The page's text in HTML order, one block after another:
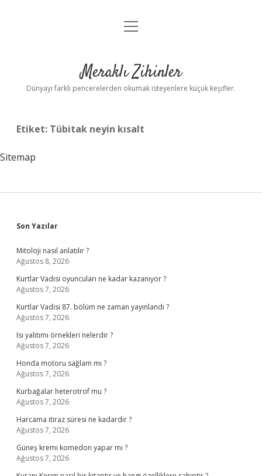
Anasayfa
Yasal Uyarı
menüyü
Meraklı Zihinler
Dünyayı farklı pencerelerden okumak isteyenlere küçük keşifler.
Etiket: Tübitak neyin kısalt
Sitemap
Sidebar
Son Yazılar
Mitoloji nasıl anlatılır ?
Ağustos 8, 2026
Kurtlar Vadisi oyuncuları ne kadar kazanıyor ?
Ağustos 7, 2026
Kurtlar Vadisi 87. bölüm ne zaman yayınlandı ?
Ağustos 7, 2026
Isı yalıtımı örnekleri nelerdir ?
Ağustos 7, 2026
Honda motoru sağlam mı ?
Ağustos 7, 2026
Kurbağalar heterotrof mu ?
Ağustos 7, 2026
Harcama itiraz süresi ne kadardır ?
Ağustos 7, 2026
Güneş kremi komedon yapar mı ?
Ağustos 7, 2026